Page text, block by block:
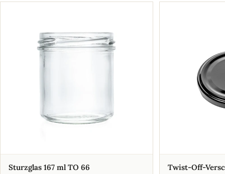
Sturzglas 167 ml TO 66
Twist-Off-